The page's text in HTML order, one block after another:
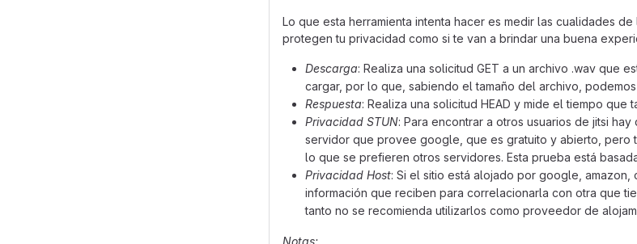
Lo que esta herramienta intenta hacer es medir las cualidades
protegen tu privacidad como si te van a brindar una buena
Descarga: Realiza una solicitud GET a un archivo .wav que
cargar, por lo que, sabiendo el tamaño del archivo,
Respuesta: Realiza una solicitud HEAD y mide el tiempo
Privacidad STUN: Para encontrar a otros usuarios de jitsi
servidor que provee google, que es gratuito y abierto,
lo que se prefieren otros servidores. Esta prueba está
Privacidad Host: Si el sitio está alojado por google,
información que reciben para correlacionarla con otra que
tanto no se recomienda utilizarlos como proveedor de
Notas: